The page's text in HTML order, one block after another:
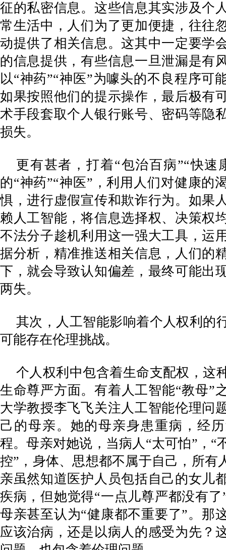
征的私密信息。这些信息其实涉及个
常生活中，人们为了更加便捷，往往
动提供了相关信息。这其中一定要学
的信息提供，有些信息一旦泄漏是有
以“神药”“神医”为噱头的不良程序可
如果按照他们的提示操作，最后极有
术手段套取个人银行账号、密码等隐
损失。
更有甚者，打着“包治百病”“快速
的“神药”“神医”，利用人们对健康的
惧，进行虚假宣传和欺诈行为。如果
赖人工智能，将信息选择权、决策权
不法分子趁机利用这一强大工具，运
据分析，精准推送相关信息，人们的
下，就会导致认知偏差，最终可能出
两失。
其次，人工智能影响着个人权利的
可能存在伦理挑战。
个人权利中包含着生命支配权，这
生命尊严方面。有着人工智能“教母”
大学教授李飞飞关注人工智能伦理问
己的母亲。她的母亲身患重病，经
程。母亲对她说，当病人“太可怕”，“
控”，身体、思想都不属于自己，所有
亲虽然知道医护人员包括自己的女儿
疾病，但她觉得“一点儿尊严都没有
母亲甚至认为“健康都不重要了”。那
应该治病，还是以病人的感受为先？